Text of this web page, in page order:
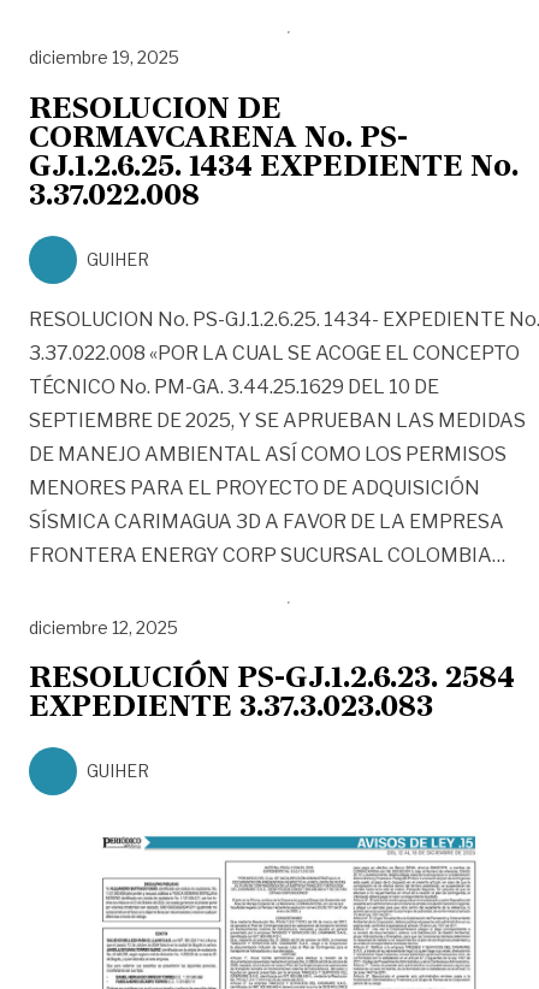
diciembre 19, 2025
RESOLUCION DE
CORMAVCARENA No. PS-
GJ.1.2.6.25. 1434 EXPEDIENTE No.
3.37.022.008
GUIHER
RESOLUCION No. PS-GJ.1.2.6.25. 1434- EXPEDIENTE No.
3.37.022.008 «POR LA CUAL SE ACOGE EL CONCEPTO
TÉCNICO No. PM-GA. 3.44.25.1629 DEL 10 DE
SEPTIEMBRE DE 2025, Y SE APRUEBAN LAS MEDIDAS
DE MANEJO AMBIENTAL ASÍ COMO LOS PERMISOS
MENORES PARA EL PROYECTO DE ADQUISICIÓN
SÍSMICA CARIMAGUA 3D A FAVOR DE LA EMPRESA
FRONTERA ENERGY CORP SUCURSAL COLOMBIA…
diciembre 12, 2025
RESOLUCIÓN PS-GJ.1.2.6.23. 2584
EXPEDIENTE 3.37.3.023.083
GUIHER